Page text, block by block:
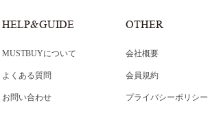
HELP&GUIDE
MUSTBUYについて
よくある質問
お問い合わせ
OTHER
会社概要
会員規約
プライバシーポリシー